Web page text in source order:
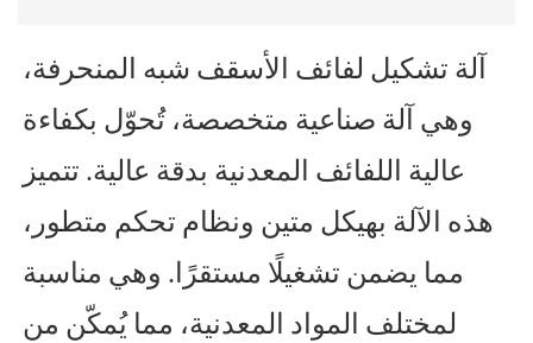
آلة تشكيل لفائف الأسقف شبه المنحرفة،
وهي آلة صناعية متخصصة، تُحوّل بكفاءة
عالية اللفائف المعدنية بدقة عالية. تتميز
هذه الآلة بهيكل متين ونظام تحكم متطور،
مما يضمن تشغيلًا مستقرًا. وهي مناسبة
لمختلف المواد المعدنية، مما يُمكّن من